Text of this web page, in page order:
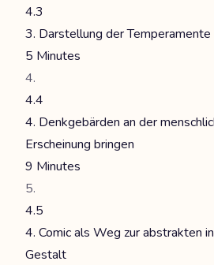
4.3
3. Darstellung der Temperamente
5 Minutes
4.4
4. Denkgebärden an der
Erscheinung bringen
9 Minutes
4.5
4. Comic als Weg zur abstrakten
Gestalt